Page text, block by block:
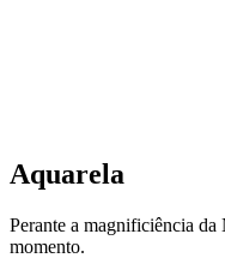
Aquarela
Perante a magnificiência
momento.